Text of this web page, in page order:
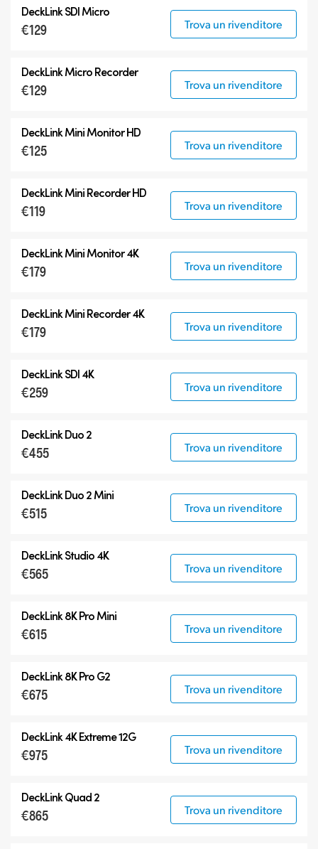
DeckLink 12G-SDI
DeckLink SDI Micro
€129 Trova un rivenditore
DeckLink Micro Recorder
€129 Trova un rivenditore
DeckLink Mini Monitor HD
€125 Trova un rivenditore
DeckLink Mini Recorder HD
€119 Trova un rivenditore
DeckLink Mini Monitor 4K
€179 Trova un rivenditore
DeckLink Mini Recorder 4K
€179 Trova un rivenditore
DeckLink SDI 4K
€259 Trova un rivenditore
DeckLink Duo 2
€455 Trova un rivenditore
DeckLink Duo 2 Mini
€515 Trova un rivenditore
DeckLink Studio 4K
€565 Trova un rivenditore
DeckLink 8K Pro Mini
€615 Trova un rivenditore
DeckLink 8K Pro G2
€675 Trova un rivenditore
DeckLink 4K Extreme 12G
€975 Trova un rivenditore
DeckLink Quad 2
€865 Trova un rivenditore